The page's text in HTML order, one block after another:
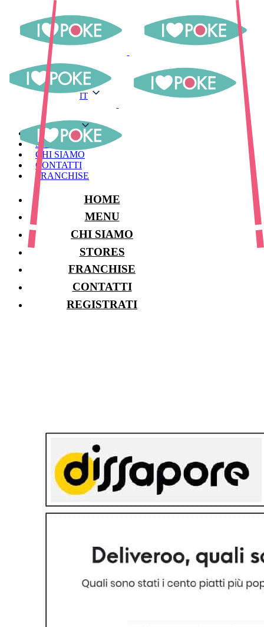
IT
MENU
STORES
CHI SIAMO
CONTATTI
FRANCHISE
HOME
MENU
CHI SIAMO
STORES
FRANCHISE
CONTATTI
REGISTRATI